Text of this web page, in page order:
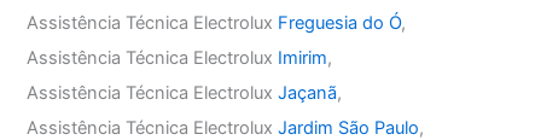
Assistência Técnica Electrolux Freguesia do Ó,
Assistência Técnica Electrolux Imirim,
Assistência Técnica ElectroluxJaçanã,
Assistência Técnica ElectroluxJardim São Paulo,